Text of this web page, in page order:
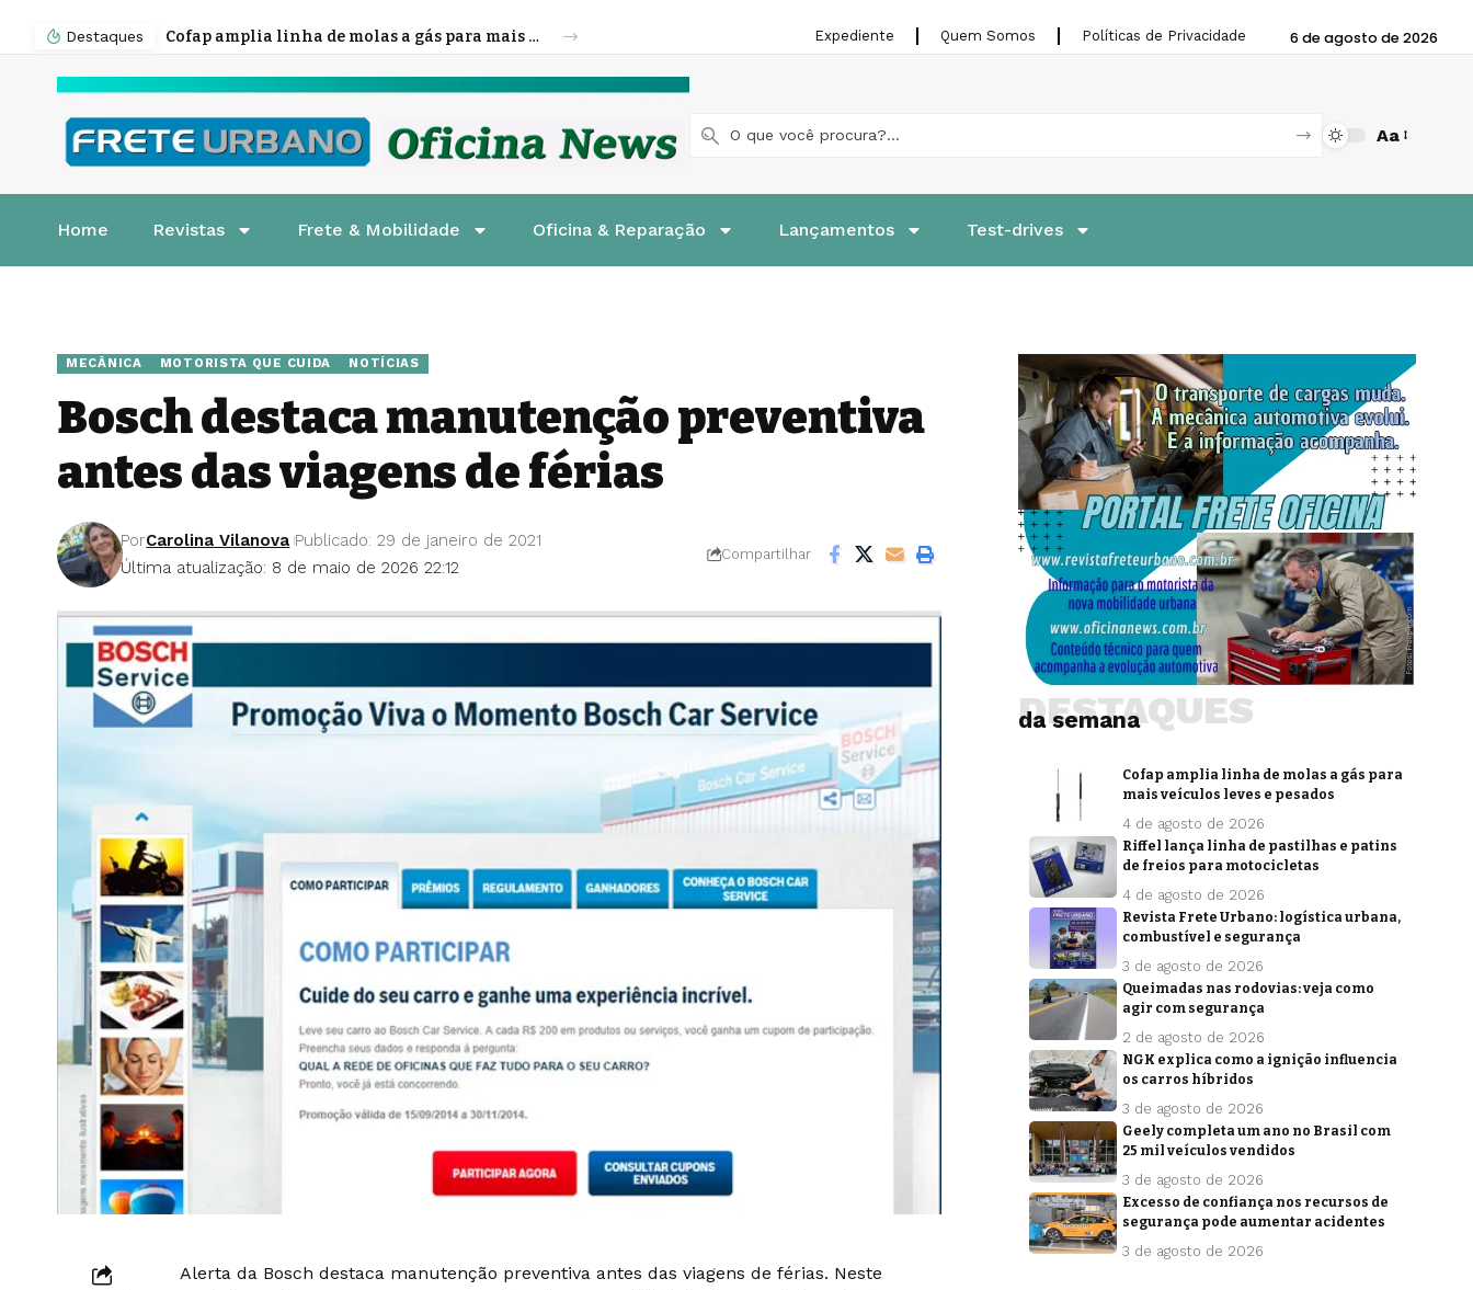
Destaques Cofap amplia linha de molas a gás para mais veículos leves e pesados Expediente Quem Somos Políticas de Privacidade 6 de agosto de 2026
Aa
Home Revistas Frete & Mobilidade Oficina & Reparação Lançamentos Test-drives
MECÂNICA MOTORISTA QUE CUIDA NOTÍCIAS
Bosch destaca manutenção preventiva
antes das viagens de férias
Última atualização: 8 de maio de 2026 22:12
PorCarolina Vilanova Publicado: 29 de janeiro de 2021
Compartilhar
Alerta da Bosch destaca manutenção preventiva antes das viagens de férias. Neste
da semana
DESTAQUES
Cofap amplia linha de molas a gás para
mais veículos leves e pesados
4 de agosto de 2026
Riffel lança linha de pastilhas e patins
de freios para motocicletas
4 de agosto de 2026
Revista Frete Urbano: logística urbana,
combustível e segurança
3 de agosto de 2026
Queimadas nas rodovias: veja como
agir com segurança
2 de agosto de 2026
NGK explica como a ignição influencia
os carros híbridos
3 de agosto de 2026
Geely completa um ano no Brasil com
25 mil veículos vendidos
3 de agosto de 2026
Excesso de confiança nos recursos de
segurança pode aumentar acidentes
3 de agosto de 2026